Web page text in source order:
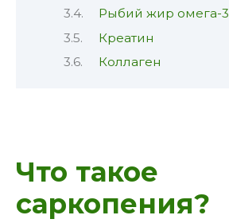
Рыбий жир омега-3
Креатин
Коллаген
Что такое
саркопения?